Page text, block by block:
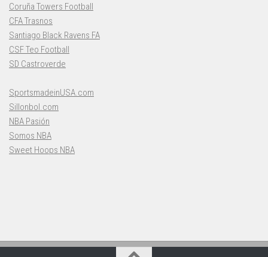
Coruña Towers Football
CFA Trasnos
Santiago Black Ravens FA
CSF Teo Football
SD Castroverde
SportsmadeinUSA.com
Sillonbol.com
NBA Pasión
Somos NBA
Sweet Hoops NBA